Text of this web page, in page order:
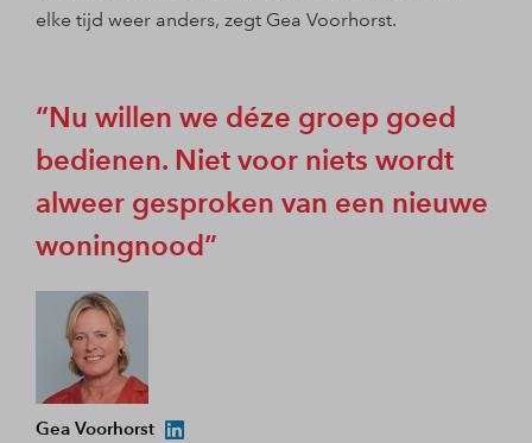
elke tijd weer anders, zegt Gea Voorhorst.
Nu willen we déze groep goed
bedienen. Niet voor niets wordt
alweer gesproken van een nieuwe
woningnood
Gea Voorhorst